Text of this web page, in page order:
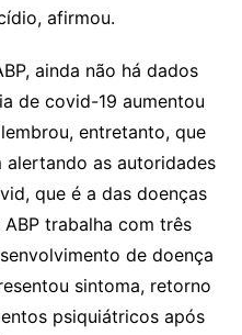
afirmou.
ainda não há dados
de covid-19 aumentou
entretanto, que
as autoridades
que é a das doenças
trabalha com três
de doença
sintoma, retorno
psiquiátricos após